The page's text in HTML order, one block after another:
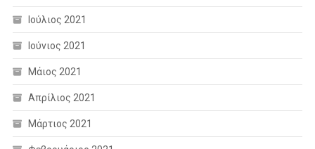
Ιούλιος 2021
Ιούνιος 2021
Μάιος 2021
Απρίλιος 2021
Μάρτιος 2021